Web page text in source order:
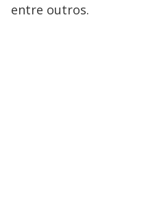
entre outros.